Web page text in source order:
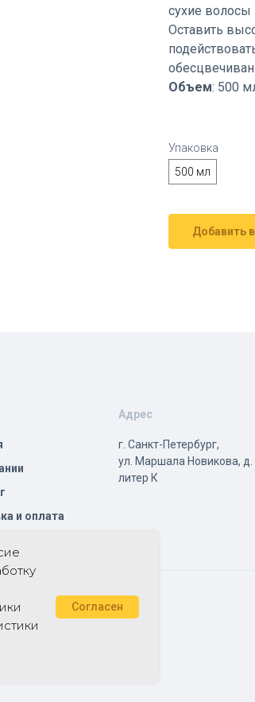
Упаковка
500 мл
Добавить
сухие волосы
Оставить
Объем: 500
Согласен
Адрес
и оплата
г. Санкт-Петербург,
ул. Маршала Новикова, д.
литер К